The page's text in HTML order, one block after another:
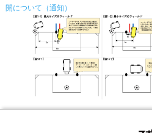
開について（通知）